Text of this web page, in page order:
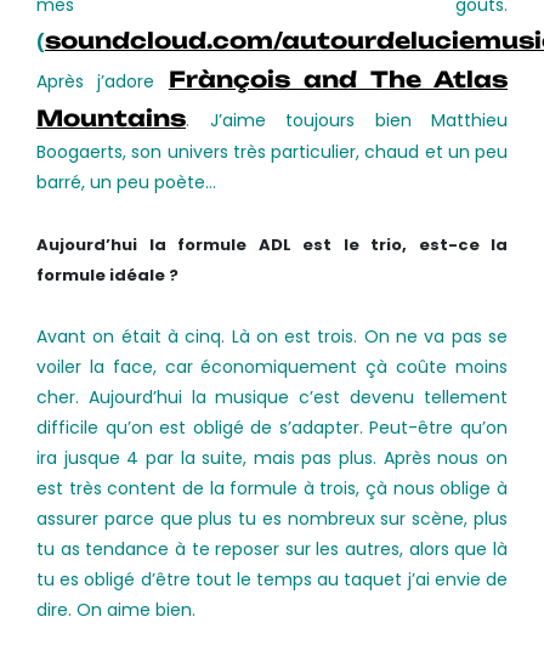
(soundcloud.com/
Après j’adore Frànçois and The Atlas
Mountains. J’aime toujours bien Matthieu
Boogaerts, son univers très particulier, chaud et un peu
barré, un peu poète…
Aujourd’hui la formule ADL est le trio, est-ce la
formule idéale ?
Avant on était à cinq. Là on est trois. On ne va pas se
voiler la face, car économiquement çà coûte moins
cher. Aujourd’hui la musique c’est devenu tellement
difficile qu’on est obligé de s’adapter. Peut-être qu’on
ira jusque 4 par la suite, mais pas plus. Après nous on
est très content de la formule à trois, çà nous oblige à
assurer parce que plus tu es nombreux sur scène, plus
tu as tendance à te reposer sur les autres, alors que là
tu es obligé d’être tout le temps au taquet j’ai envie de
dire. On aime bien.